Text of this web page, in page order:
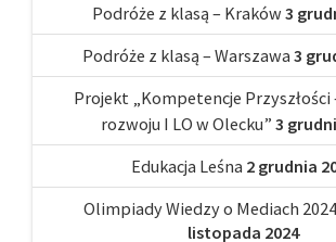
Podróże z klasą – Kraków 3
Podróże z klasą – Warszawa 3
Projekt „Kompetencje
rozwoju I LO w Olecku” 3
Edukacja Leśna 2 grudnia
Olimpiady Wiedzy o Mediach
listopada 2024